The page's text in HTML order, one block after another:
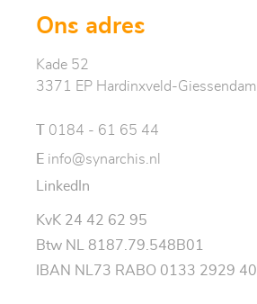
Ons adres
Kade 52
3371 EP Hardinxveld-Giessendam
T 0184 - 61 65 44
E info@synarchis.nl
LinkedIn
KvK 24 42 62 95
Btw NL 8187.79.548B01
IBAN NL73 RABO 0133 2929 40